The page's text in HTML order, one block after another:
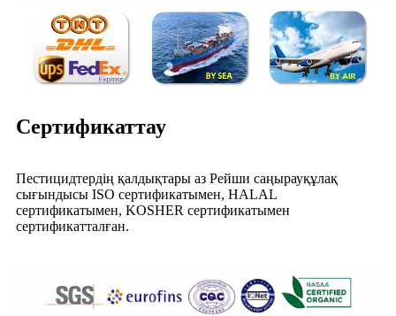
Сертификаттау
Пестицидтердің қалдықтары аз Рейши саңырауқұлақ
сығындысы ISO сертификатымен, HALAL
сертификатымен, KOSHER сертификатымен
сертификатталған.